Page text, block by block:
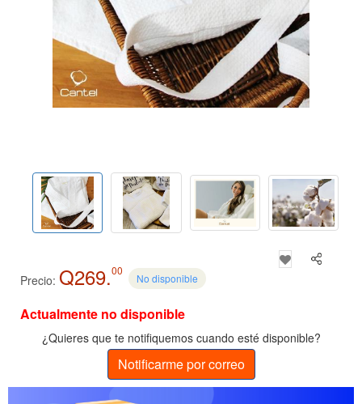
Precio: Q269.00
No disponible
Actualmente no disponible
¿Quieres que te notifiquemos cuando esté disponible?
Notificarme por correo